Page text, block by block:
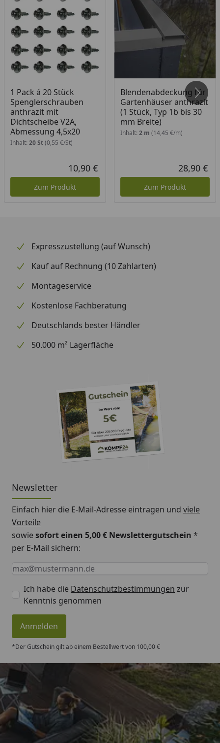
1 Pack á 20 Stück
Spenglerschrauben
anthrazit mit
Dichtscheibe V2A,
Abmessung 4,5x20
Inhalt: 20 St(0,55 €/St)
Aktueller Preis
10,90 €
Zum Produkt
Blendenabdeckung für
Gartenhäuser anthrazit
(1 Stück, Typ 1b bis 30
mm Breite)
Inhalt: 2 m (14,45 €/m)
28,90 €
Zum Produkt
Expresszustellung (auf Wunsch)
Kauf auf Rechnung (10 Zahlarten)
Montageservice
Kostenlose Fachberatung
Deutschlands bester Händler
50.000 m² Lagerfläche
Newsletter
Einfach hier die E-Mail-Adresse eintragen und viele
Vorteile
sowiesofort einen 5,00 € Newslettergutschein *
per E-Mail sichern:
Keine Eingabe erforderlich
Eingabe erforderlich
E-Mail *
Ich habe die Datenschutzbestimmungen zur
Kenntnis genommen
Anmelden
*Der Gutschein gilt ab einem Bestellwert von 100,00 €
Trusted Shops